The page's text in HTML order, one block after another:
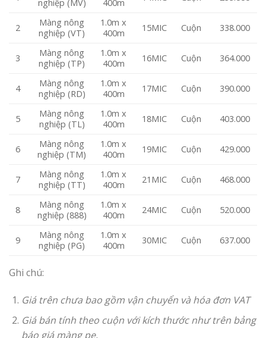
nghiệp (MV)
400m
2
Màng nông
nghiệp (VT)
1.0m x
400m
15MIC Cuộn 338.000
3
Màng nông
nghiệp (TP)
1.0m x
400m
16MIC Cuộn 364.000
4
Màng nông
nghiệp (RD)
1.0m x
400m
17MIC Cuộn 390.000
5
Màng nông
nghiệp (TL)
1.0m x
400m
18MIC Cuộn 403.000
6
Màng nông
nghiệp (TM)
1.0m x
400m
19MIC Cuộn 429.000
7
Màng nông
nghiệp (TT)
1.0m x
400m
21MIC Cuộn 468.000
8
Màng nông
nghiệp (888)
1.0m x
400m
24MIC Cuộn 520.000
9
Màng nông
nghiệp (PG)
1.0m x
400m
30MIC Cuộn 637.000
Ghi chú:
Giá trên chưa bao gồm vận chuyển và hóa đơn VAT
Giá bán tính theo cuộn với kích thước như trên bảng
báo giá màng pe.